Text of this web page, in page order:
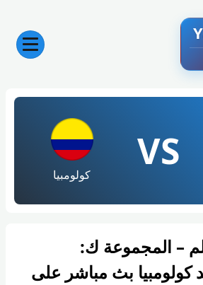
VS
كولومبيا
– المجموعة ك:
كولومبيا بث مباشر على